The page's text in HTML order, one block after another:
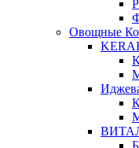
Овощные